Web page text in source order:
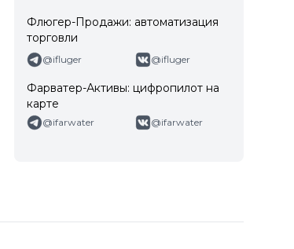
Флюгер-Продажи: автоматизация
торговли
@ifluger @ifluger
Фарватер-Активы: цифропилот на
карте
@ifarwater @ifarwater